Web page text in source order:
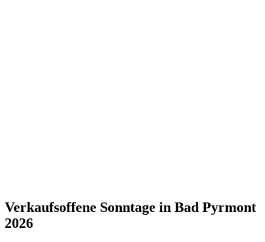
Verkaufsoffene Sonntage in Bad Pyrmont
2026